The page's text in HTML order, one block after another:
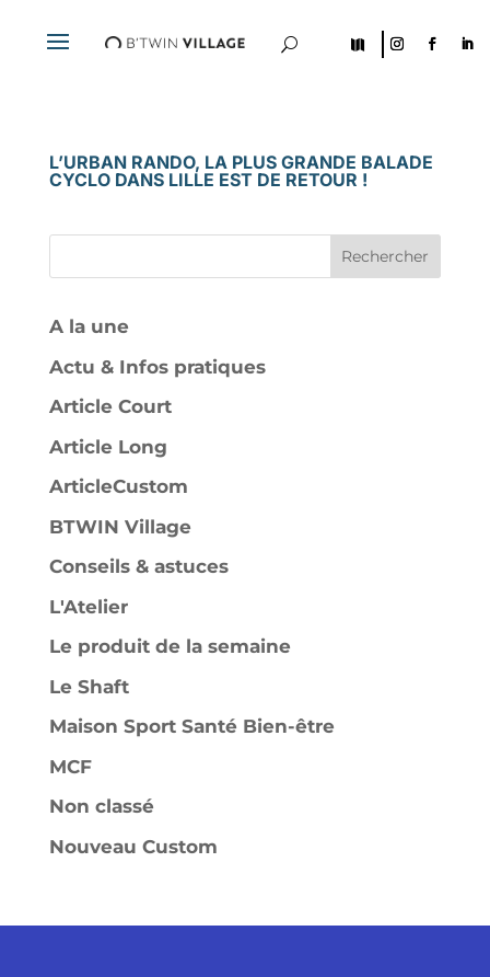

U
L’URBAN RANDO, LA PLUS GRANDE BALADE
CYCLO DANS LILLE EST DE RETOUR !
Rechercher
A la une
Actu & Infos pratiques
Article Court
Article Long
ArticleCustom
BTWIN Village
Conseils & astuces
L'Atelier
Le produit de la semaine
Le Shaft
Maison Sport Santé Bien-être
MCF
Non classé
Nouveau Custom